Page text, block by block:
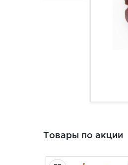
Товары по акции